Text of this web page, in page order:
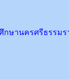
กษานครศรีธรรมร